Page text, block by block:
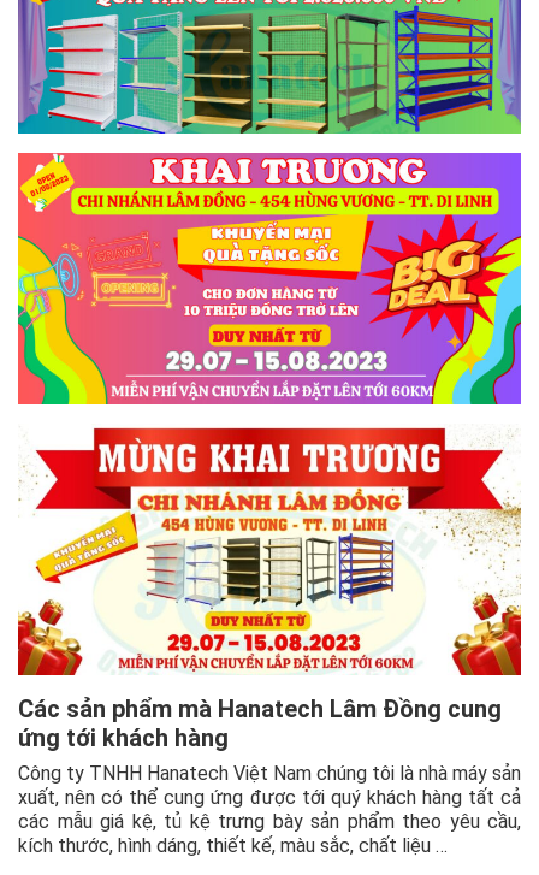
Các sản phẩm mà Hanatech Lâm Đồng cung
ứng tới khách hàng
Công ty TNHH Hanatech Việt Nam chúng tôi là nhà máy sản
xuất, nên có thể cung ứng được tới quý khách hàng tất cả
các mẫu giá kệ, tủ kệ trưng bày sản phẩm theo yêu cầu,
kích thước, hình dáng, thiết kế, màu sắc, chất liệu …